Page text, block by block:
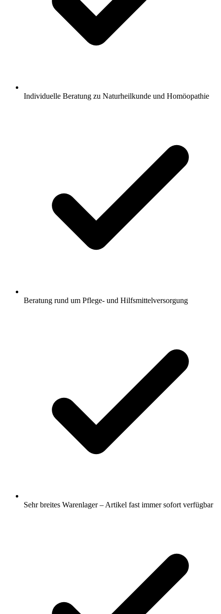
Individuelle Beratung zu Naturheilkunde und Homöopathie
Beratung rund um Pflege- und Hilfsmittelversorgung
Sehr breites Warenlager – Artikel fast immer sofort verfügbar